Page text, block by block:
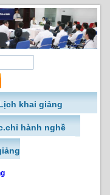
khai giảng
hành nghề